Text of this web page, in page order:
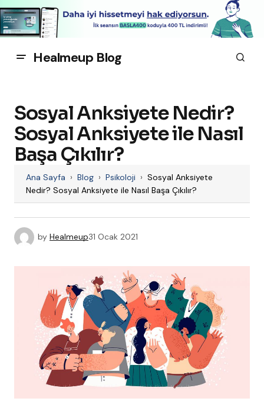
Healmeup Blog
Sosyal Anksiyete Nedir?
Sosyal Anksiyete ile Nasıl
Başa Çıkılır?
Ana Sayfa › Blog › Psikoloji › Sosyal Anksiyete
Nedir? Sosyal Anksiyete ile Nasıl Başa Çıkılır?
by Healmeup31 Ocak 2021